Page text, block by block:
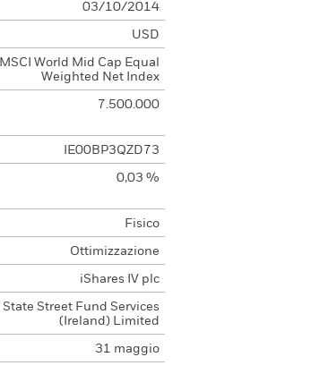
03/10/2014
USD
MSCI World Mid Cap Equal
Weighted Net Index
7.500.000
IE00BP3QZD73
0,03 %
Fisico
Ottimizzazione
iShares IV plc
State Street Fund Services
(Ireland) Limited
31 maggio